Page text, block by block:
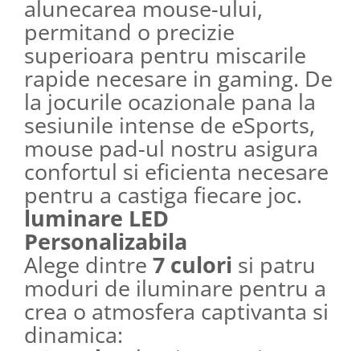
alunecarea mouse-ului,
permitand o precizie
superioara pentru miscarile
rapide necesare in gaming. De
la jocurile ocazionale pana la
sesiunile intense de eSports,
mouse pad-ul nostru asigura
confortul si eficienta necesare
pentru a castiga fiecare joc.
luminare LED
Personalizabila
Alege dintre 7 culori si patru
moduri de iluminare pentru a
crea o atmosfera captivanta si
dinamica: